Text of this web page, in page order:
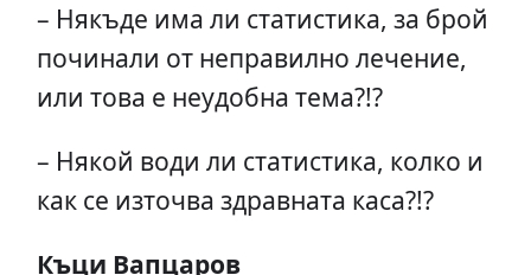
– Някъде има ли статистика, за брой
починали от неправилно лечение,
или това е неудобна тема?!?
– Някой води ли статистика, колко и
как се източва здравната каса?!?
Къци Вапцаров